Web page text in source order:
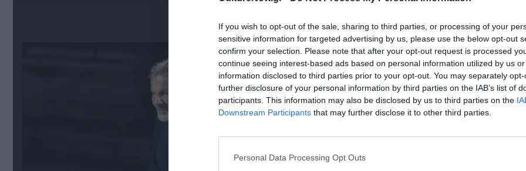
If you wish to opt-out of the sale, sharing to third parties, or processing of your
sensitive information for targeted advertising by us, please use the below opt-out
confirm your selection. Please note that after your opt-out request is processed
continue seeing interest-based ads based on personal information utilized by us
information disclosed to third parties prior to your opt-out. You may separately
further disclosure of your personal information by third parties on the IAB’s list of
participants. This information may also be disclosed by us to third parties on the
Downstream Participants that may further disclose it to other third parties.
Personal Data Processing Opt Outs